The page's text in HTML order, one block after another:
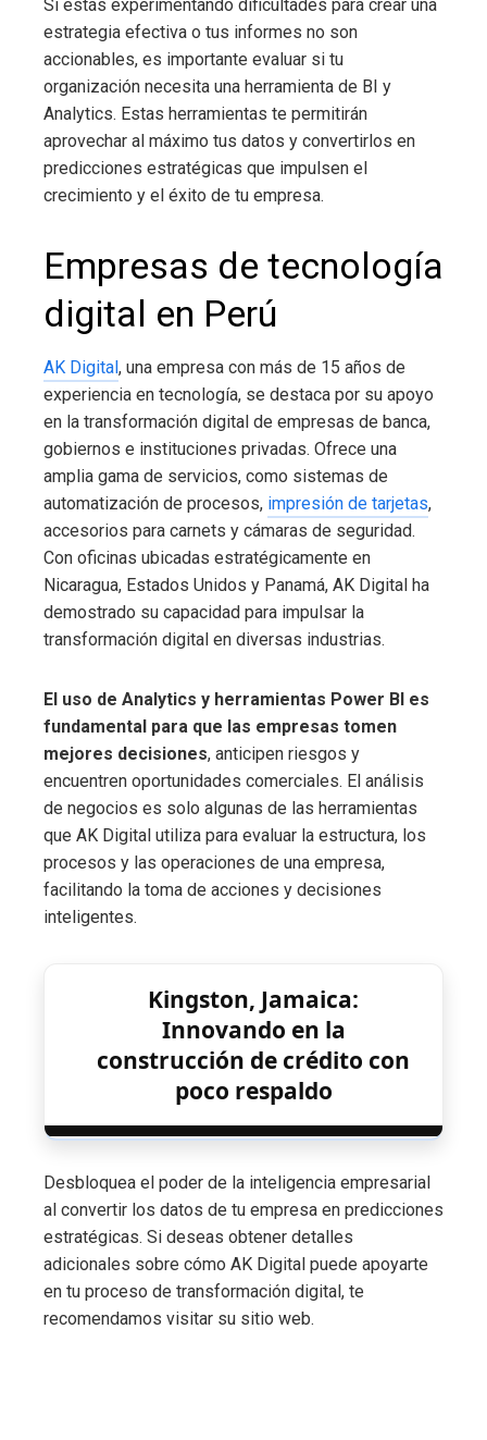
Si estás experimentando dificultades para crear una
estrategia efectiva o tus informes no son
accionables, es importante evaluar si tu
organización necesita una herramienta de BI y
Analytics. Estas herramientas te permitirán
aprovechar al máximo tus datos y convertirlos en
predicciones estratégicas que impulsen el
crecimiento y el éxito de tu empresa.
Empresas de tecnología
digital en Perú
AK Digital , una empresa con más de 15 años de
experiencia en tecnología, se destaca por su apoyo
en la transformación digital de empresas de banca,
gobiernos e instituciones privadas. Ofrece una
amplia gama de servicios, como sistemas de
automatización de procesos, impresión de tarjetas,
accesorios para carnets y cámaras de seguridad.
Con oficinas ubicadas estratégicamente en
Nicaragua, Estados Unidos y Panamá, AK Digital ha
demostrado su capacidad para impulsar la
transformación digital en diversas industrias.
El uso de Analytics y herramientas Power BI es
fundamental para que las empresas tomen
mejores decisiones, anticipen riesgos y
encuentren oportunidades comerciales. El análisis
de negocios es solo algunas de las herramientas
que AK Digital utiliza para evaluar la estructura, los
procesos y las operaciones de una empresa,
facilitando la toma de acciones y decisiones
inteligentes.
Kingston, Jamaica:
Innovando en la
construcción de crédito con
poco respaldo
Desbloquea el poder de la inteligencia empresarial
al convertir los datos de tu empresa en predicciones
estratégicas. Si deseas obtener detalles
adicionales sobre cómo AK Digital puede apoyarte
en tu proceso de transformación digital, te
recomendamos visitar su sitio web.